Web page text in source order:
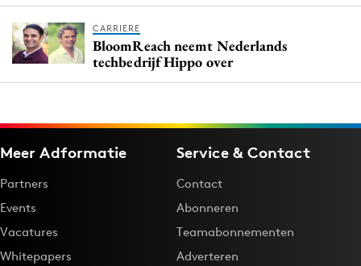
CARRIERE
BloomReach neemt Nederlands
techbedrijf Hippo over
Meer Adformatie
Partners
Events
Vacatures
Whitepapers
Service & Contact
Contact
Abonneren
Teamabonnementen
Adverteren